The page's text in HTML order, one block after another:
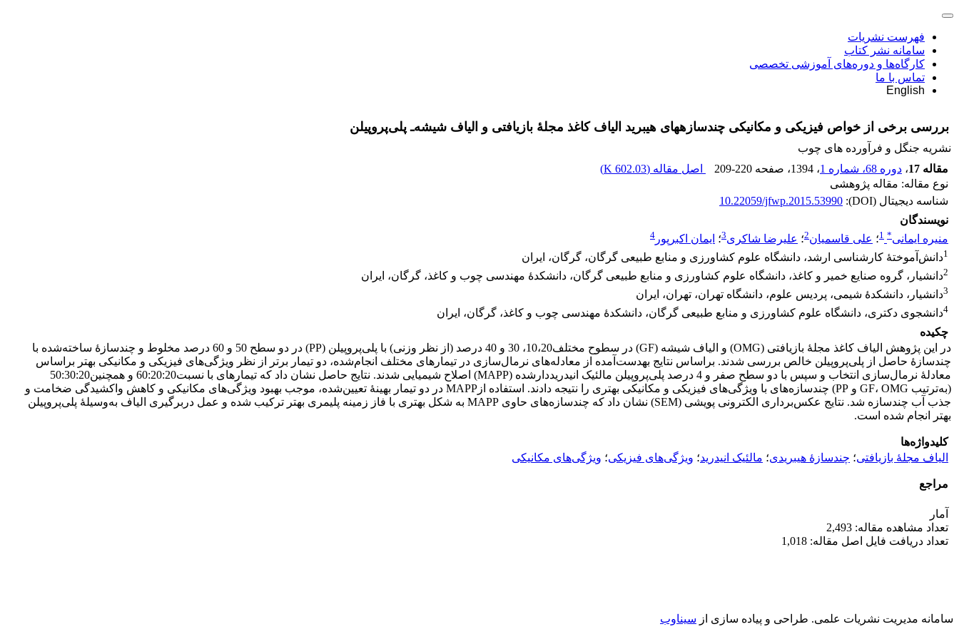
فهرست نشریات
سامانه نشر کتاب
کارگاه‌ها و دوره‌های آموزشی تخصصی
تماس با ما
English
بررسی برخی از خواص فیزیکی و مکانیکی چند‌سازه‏های هیبرید الیاف کاغذ مجلۀ بازیافتی و الیاف شیشه‌ـ پلی‌پروپیلن
نشریه جنگل و فرآورده های چوب
مقاله 17
، دوره 68، شماره 1 ، 1394 ، صفحه 209-220 اصل مقاله (602.03 K
)
نوع مقاله: مقاله پژوهشی
شناسه دیجیتال (DOI):
10.22059/jfwp.2015.53990
نویسندگان
منیره ایمانی*
1؛ علی قاسمیان2؛ علیرضا شاکری3؛ ایمان اکبرپور 4
1دانش‌آموختۀ کارشناسی ارشد، دانشگاه علوم کشاورزی و منابع طبیعی گرگان، گرگان، ایران
2دانشیار، گروه صنایع خمیر و کاغذ، دانشگاه علوم کشاورزی و منابع طبیعی گرگان، دانشکدۀ مهندسی چوب و کاغذ، گرگان، ایران
3دانشیار، دانشکدۀ شیمی، پردیس علوم، دانشگاه تهران، تهران، ایران
4دانشجوی دکتری، دانشگاه علوم کشاورزی و منابع طبیعی گرگان، دانشکدۀ مهندسی چوب و کاغذ، گرگان، ایران
چکیده
در این پژوهش الیاف کاغذ مجلۀ بازیافتی (OMG) و الیاف شیشه (GF) در سطوح مختلف10،20، 30 و 40 درصد (از نظر وزنی) با پلی‌پروپیلن (PP) در دو سطح 50 و 60 درصد مخلوط و چندسازۀ ساخته‌شده با
چندسازۀ حاصل از پلی‌پروپیلن خالص بررسی شدند. براساس نتایج به‏دست‌آمده از معادله‌های نرمال‌سازی در تیمارهای مختلف انجام‌شده، دو تیمار برتر از نظر ویژگی‌های فیزیکی و مکانیکی بهتر بر‌اساس
معادلۀ نرمال‌سازی انتخاب و سپس با دو سطح صفر و 4 درصد پلی‌پروپیلن مالئیک انیدریددارشده (MAPP) اصلاح شیمیایی شدند. نتایج حاصل نشان داد که تیمارهای با نسبت60:20:20 و همچنین50:30:20
(به‌ترتیب GF، OMG و PP) چندسازه‌های با ویژگی‌های فیزیکی و مکانیکی بهتری را نتیجه دادند. استفاده ازMAPP در دو تیمار بهینۀ تعیین‌شده، موجب بهبود ویژگی‌های مکانیکی و کاهش واکشیدگی ضخامت و
جذب آب چندسازه شد. نتایج عکس‌برداری الکترونی پویشی (SEM) نشان داد که چند‌سازه‌های حاوی MAPP به‌ شکل بهتری با فاز زمینه پلیمری بهتر ترکیب شده و عمل در‌برگیری الیاف به‌وسیلۀ پلی‌پروپیلن
بهتر انجام شده است.
کلیدواژه‌ها
الیاف مجلۀ بازیافتی؛ چندسازۀ هیبریدی؛ مالئیک انیدرید؛ ویژگی‌های فیزیکی؛ ویژگی‌های مکانیکی
مراجع
آمار
تعداد مشاهده مقاله: 2,493
تعداد دریافت فایل اصل مقاله: 1,018
سامانه مدیریت نشریات علمی. طراحی و پیاده سازی از سیناوب